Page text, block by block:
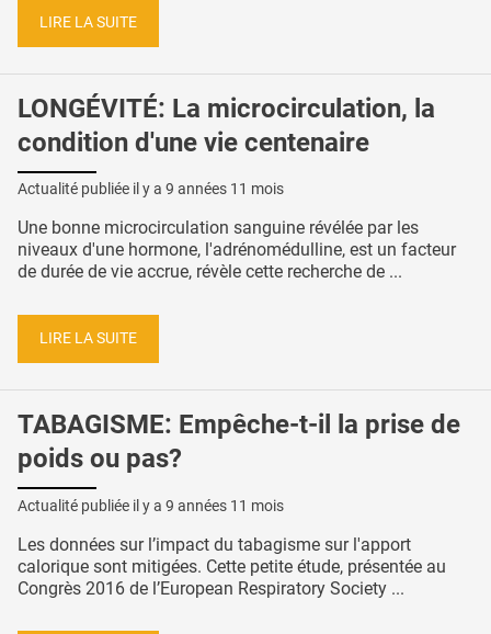
LIRE LA SUITE
LONGÉVITÉ: La microcirculation, la
condition d'une vie centenaire
Actualité publiée il y a 9 années 11 mois
Une bonne microcirculation sanguine révélée par les
niveaux d'une hormone, l'adrénomédulline, est un facteur
de durée de vie accrue, révèle cette recherche de ...
LIRE LA SUITE
TABAGISME: Empêche-t-il la prise de
poids ou pas?
Actualité publiée il y a 9 années 11 mois
Les données sur l’impact du tabagisme sur l'apport
calorique sont mitigées. Cette petite étude, présentée au
Congrès 2016 de l’European Respiratory Society ...